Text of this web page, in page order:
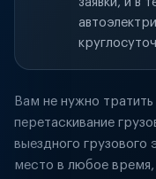
Вам не нужно
перетаскивание
выездного грузового
место в любое время,